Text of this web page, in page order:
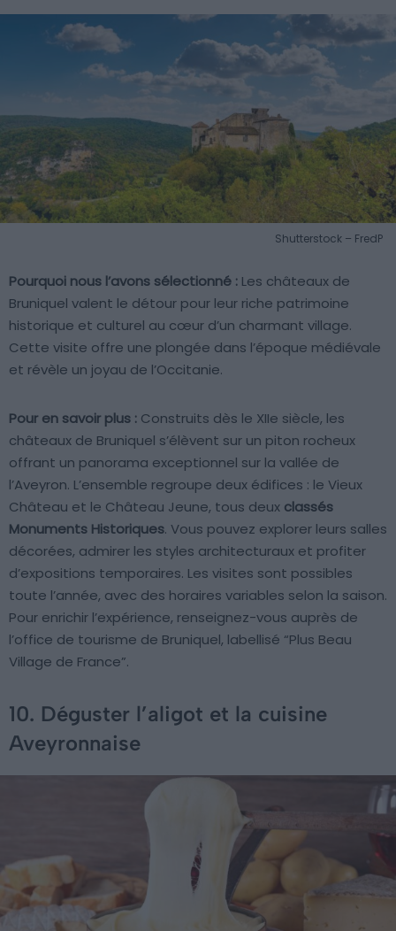
Shutterstock – FredP
Pourquoi nous l’avons sélectionné : Les châteaux de
Bruniquel valent le détour pour leur riche patrimoine
historique et culturel au cœur d’un charmant village.
Cette visite offre une plongée dans l’époque médiévale
et révèle un joyau de l’Occitanie.
Pour en savoir plus : Construits dès le XIIe siècle, les
châteaux de Bruniquel s’élèvent sur un piton rocheux
offrant un panorama exceptionnel sur la vallée de
l’Aveyron. L’ensemble regroupe deux édifices : le Vieux
Château et le Château Jeune, tous deux classés
Monuments Historiques. Vous pouvez explorer leurs salles
décorées, admirer les styles architecturaux et profiter
d’expositions temporaires. Les visites sont possibles
toute l’année, avec des horaires variables selon la saison.
Pour enrichir l’expérience, renseignez-vous auprès de
l’office de tourisme de Bruniquel, labellisé “Plus Beau
Village de France”.
10. Déguster l’aligot et la cuisine
Aveyronnaise